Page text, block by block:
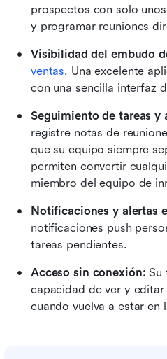
prospectos con solo
y programar reuniones
Visibilidad del embudo
ventas. Una excelente
con una sencilla interfaz
Seguimiento de tareas
registre notas de
que su equipo siempre
permiten convertir
miembro del equipo de
Notificaciones y alertas
notificaciones push
tareas pendientes.
Acceso sin conexión: Su
capacidad de ver y
cuando vuelva a estar en